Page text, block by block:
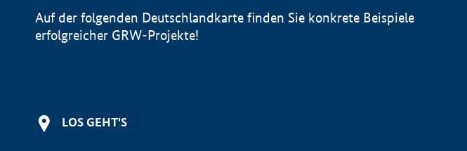
Auf der folgenden Deutschlandkarte finden Sie konkrete Beispiele
erfolgreicher GRW-Projekte!
LOS GEHT'S